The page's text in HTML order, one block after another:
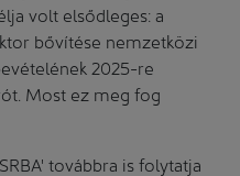
volt elsődleges: a
bővítése nemzetközi
2025-re
Most ez meg fog
továbbra is folytatja